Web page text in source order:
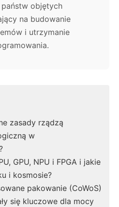
objętych
na budowanie
i utrzymanie
zasady rządzą
w
GPU, NPU i FPGA i jakie
i kosmosie?
pakowanie (CoWoS)
się kluczowe dla mocy